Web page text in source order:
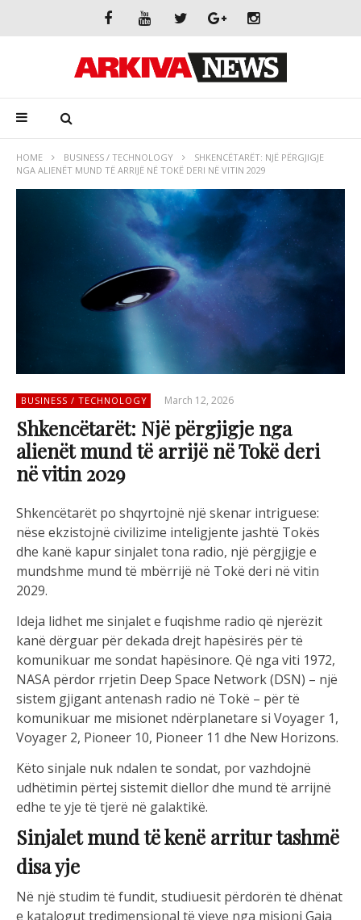
HOME BUSINESS / TECHNOLOGY
SHKENCËTARËT: NJË PËRGJIGJE
NGA ALIENËT MUND TË ARRIJË NË TOKË DERI NË VITIN 2029
BUSINESS / TECHNOLOGY March 12, 2026
Shkencëtarët: Një përgjigje nga
alienët mund të arrijë në Tokë deri
në vitin 2029
Shkencëtarët po shqyrtojnë një skenar intriguese:
nëse ekzistojnë civilizime inteligjente jashtë Tokës
dhe kanë kapur sinjalet tona radio, një përgjigje e
mundshme mund të mbërrijë në Tokë deri në vitin
2029.
Ideja lidhet me sinjalet e fuqishme radio që njerëzit
kanë dërguar për dekada drejt hapësirës për të
komunikuar me sondat hapësinore. Që nga viti 1972,
NASA përdor rrjetin Deep Space Network (DSN) – një
sistem gjigant antenash radio në Tokë – për të
komunikuar me misionet ndërplanetare si Voyager 1,
Voyager 2, Pioneer 10, Pioneer 11 dhe New Horizons.
Këto sinjale nuk ndalen te sondat, por vazhdojnë
udhëtimin përtej sistemit diellor dhe mund të arrijnë
edhe te yje të tjerë në galaktikë.
Sinjalet mund të kenë arritur tashmë
disa yje
Në një studim të fundit, studiuesit përdorën të dhënat
e katalogut tredimensional të yjeve nga misioni Gaia